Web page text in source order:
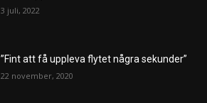
3 juli, 2022
”Fint att få uppleva flytet några sekunder”
22 november, 2020